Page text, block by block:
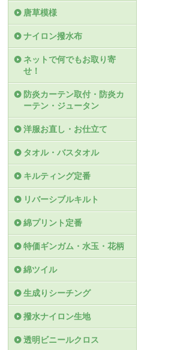
唐草模様
ナイロン撥水布
ネットで何でもお取り寄
せ！
防炎カーテン取付・防炎カ
ーテン・ジュータン
洋服お直し・お仕立て
タオル・バスタオル
キルティング定番
リバーシブルキルト
綿プリント定番
特価ギンガム・水玉・花柄
綿ツイル
生成りシーチング
撥水ナイロン生地
透明ビニールクロス